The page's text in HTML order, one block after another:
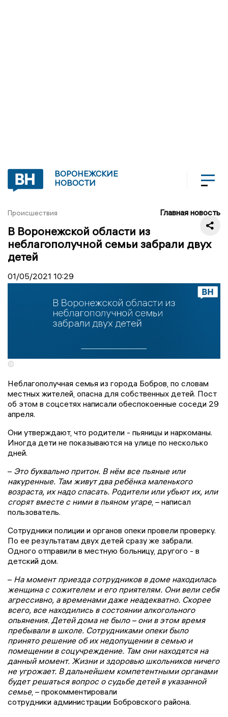
ВОРОНЕЖСКИЕ
НОВОСТИ
Происшествия Главная новость
В Воронежской области из
неблагополучной семьи забрали двух
детей
01/05/2021 10:29
©
Неблагополучная семья из города Бобров, по словам
местных жителей, опасна для собственных детей. Пост
об этом в соцсетях написали обеспокоенные соседи 29
апреля.
Они утверждают, что родители - пьяницы и наркоманы.
Иногда дети не показываются на улице по несколько
дней.
– Это буквально притон. В нём все пьяные или
накуренные. Там живут два ребёнка маленького
возраста, их надо спасать. Родители или убьют их, или
сгорят вместе с ними в пьяном угаре, – написал
пользователь.
Сотрудники полиции и органов опеки провели проверку.
По ее результатам двух детей сразу же забрали.
Одного отправили в местную больницу, другого - в
детский дом.
– На момент приезда сотрудников в доме находилась
женщина с сожителем и его приятелям. Они вели себя
агрессивно, а временами даже неадекватно. Скорее
всего, все находились в состоянии алкогольного
опьянения. Детей дома не было – они в этом время
пребывали в школе. Сотрудниками опеки было
принято решение об их недопущении в семью и
помещении в соцучреждение. Там они находятся на
данный момент. Жизни и здоровью школьников ничего
не угрожает. В дальнейшем компетентными органами
будет решаться вопрос о судьбе детей в указанной
семье, – прокомментировали
сотрудники администрации Бобровского района.